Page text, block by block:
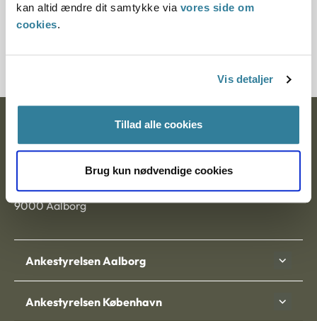
kan altid ændre dit samtykke via vores side om
cookies.
Vis detaljer
Tillad alle cookies
Brug kun nødvendige cookies
Journalnummer
Postadresse:
Nytorv 7, 2. sal
9000 Aalborg
Ankestyrelsen Aalborg
Ankestyrelsen København